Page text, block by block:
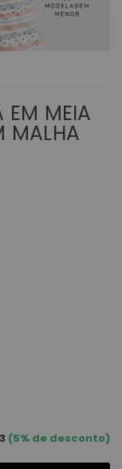
EM MEIA
MALHA
(5% de desconto)